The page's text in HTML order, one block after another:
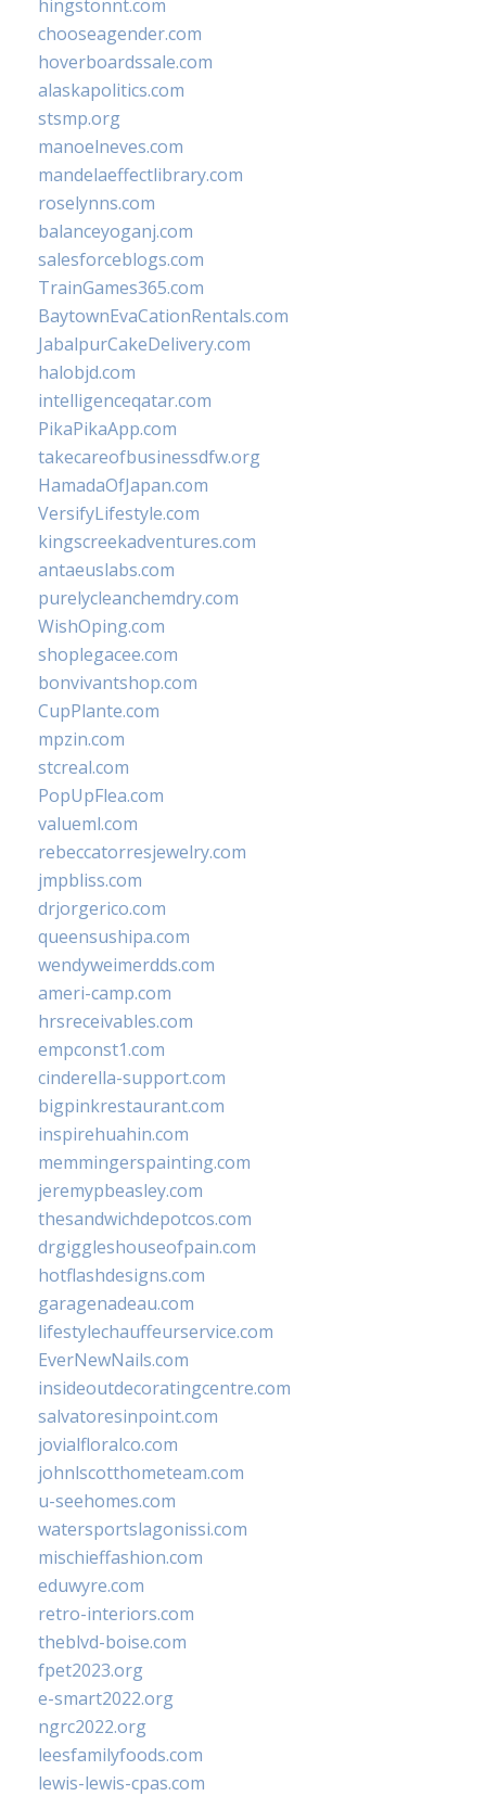
hingstonnt.com
chooseagender.com
hoverboardssale.com
alaskapolitics.com
stsmp.org
manoelneves.com
mandelaeffectlibrary.com
roselynns.com
balanceyoganj.com
salesforceblogs.com
TrainGames365.com
BaytownEvaCationRentals.com
JabalpurCakeDelivery.com
halobjd.com
intelligenceqatar.com
PikaPikaApp.com
takecareofbusinessdfw.org
HamadaOfJapan.com
VersifyLifestyle.com
kingscreekadventures.com
antaeuslabs.com
purelycleanchemdry.com
WishOping.com
shoplegacee.com
bonvivantshop.com
CupPlante.com
mpzin.com
stcreal.com
PopUpFlea.com
valueml.com
rebeccatorresjewelry.com
jmpbliss.com
drjorgerico.com
queensushipa.com
wendyweimerdds.com
ameri-camp.com
hrsreceivables.com
empconst1.com
cinderella-support.com
bigpinkrestaurant.com
inspirehuahin.com
memmingerspainting.com
jeremypbeasley.com
thesandwichdepotcos.com
drgiggleshouseofpain.com
hotflashdesigns.com
garagenadeau.com
lifestylechauffeurservice.com
EverNewNails.com
insideoutdecoratingcentre.com
salvatoresinpoint.com
jovialfloralco.com
johnlscotthometeam.com
u-seehomes.com
watersportslagonissi.com
mischieffashion.com
eduwyre.com
retro-interiors.com
theblvd-boise.com
fpet2023.org
e-smart2022.org
ngrc2022.org
leesfamilyfoods.com
lewis-lewis-cpas.com